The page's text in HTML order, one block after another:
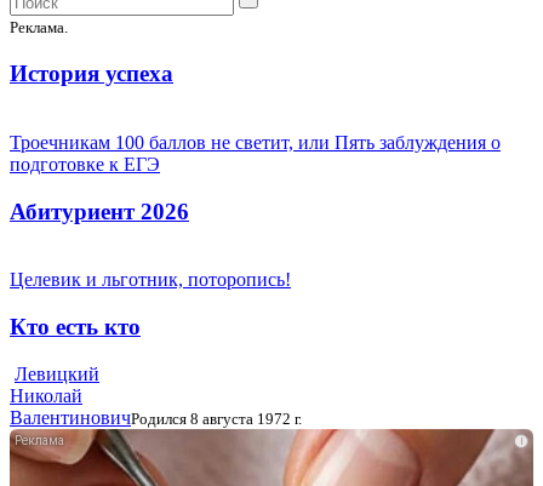
Реклама.
История успеха
Троечникам 100 баллов не светит, или Пять заблуждения о
подготовке к ЕГЭ
Абитуриент 2026
Целевик и льготник, поторопись!
Кто есть кто
Левицкий
Николай
ВалентиновичРодился 8 августа 1972 г.
i